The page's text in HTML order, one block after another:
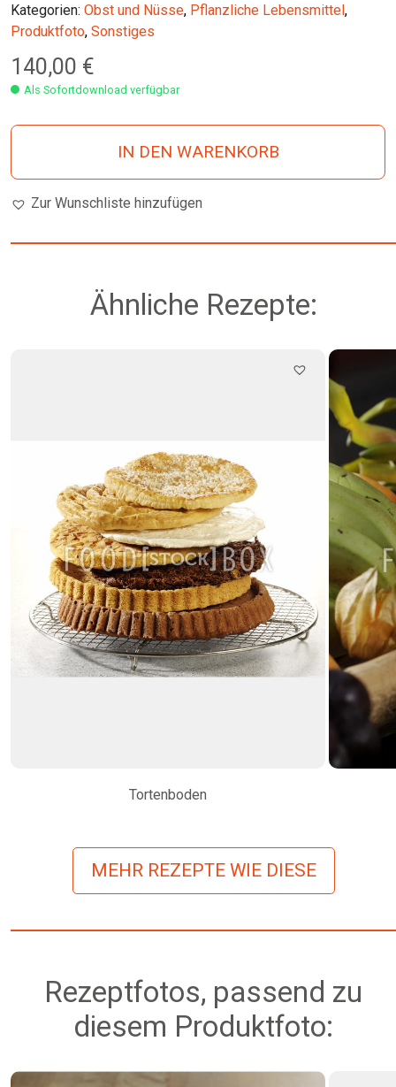
Kategorien: Obst und Nüsse, Pflanzliche Lebensmittel,
Produktfoto, Sonstiges
140,00 €
Als Sofortdownload verfügbar
IN DEN WARENKORB
Zur Wunschliste hinzufügen
Ähnliche Rezepte:
Tortenboden
MEHR REZEPTE WIE DIESE
Rezeptfotos, passend zu
diesem Produktfoto: